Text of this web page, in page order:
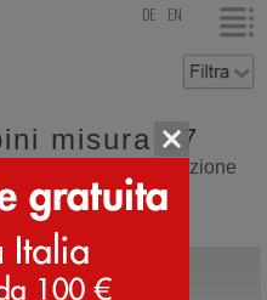
DE EN
misura 27
shop con spedizione